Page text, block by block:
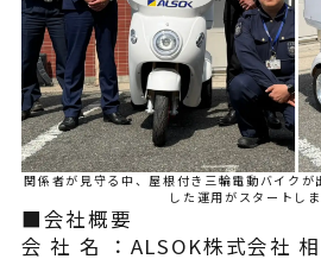
関係者が見守る中、屋根付き三輪電動バイクが
した運用がスタートしま
■会社概要
会 社 名 ：ALSOK株式会社